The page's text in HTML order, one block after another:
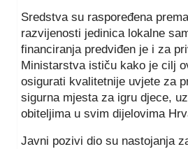
Sredstva su raspoređena
razvijenosti jedinica lokalne
financiranja predviđen je i za
Ministarstva ističu kako je cilj
osigurati kvalitetnije uvjete za
sigurna mjesta za igru djece,
obiteljima u svim dijelovima
Javni pozivi dio su nastojanja